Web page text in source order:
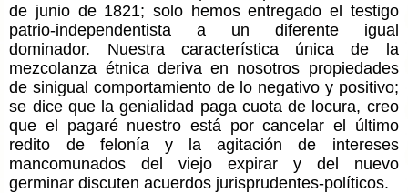
de junio de 1821; solo hemos entregado el testigo
patrio-independentista a un diferente igual
dominador. Nuestra característica única de la
mezcolanza étnica deriva en nosotros propiedades
de sinigual comportamiento de lo negativo y positivo;
se dice que la genialidad paga cuota de locura, creo
que el pagaré nuestro está por cancelar el último
redito de felonía y la agitación de intereses
mancomunados del viejo expirar y del nuevo
germinar discuten acuerdos jurisprudentes-políticos.